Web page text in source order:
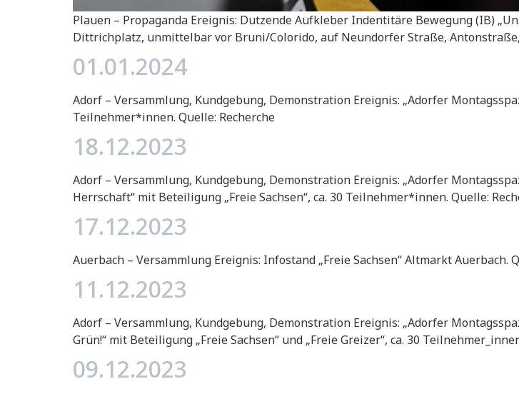
Plauen – Propaganda Ereignis: Dutzende Aufkleber Indentitäre Bewegung (IB)
Dittrichplatz, unmittelbar vor Bruni/Colorido, auf Neundorfer Straße,
01.01.2024
Adorf – Versammlung, Kundgebung, Demonstration Ereignis: „Adorfer
Teilnehmer*innen. Quelle: Recherche
18.12.2023
Adorf – Versammlung, Kundgebung, Demonstration Ereignis: „Adorfer
Herrschaft“ mit Beteiligung „Freie Sachsen“, ca. 30 Teilnehmer*innen. Quelle:
17.12.2023
Auerbach – Versammlung Ereignis: Infostand „Freie Sachsen“ Altmarkt Auerbach.
11.12.2023
Adorf – Versammlung, Kundgebung, Demonstration Ereignis: „Adorfer
Grün!“ mit Beteiligung „Freie Sachsen“ und „Freie Greizer“, ca. 30
09.12.2023